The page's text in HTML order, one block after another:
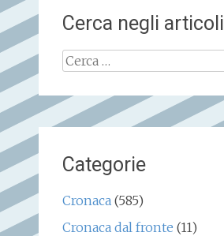
Cerca negli articoli
Ricerca
Categorie
Cronaca(585)
Cronaca dal fronte (11)